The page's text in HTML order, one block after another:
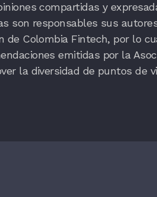
compartidas y
son responsables sus
de Colombia Fintech, por lo
emitidas por la
la diversidad de puntos de